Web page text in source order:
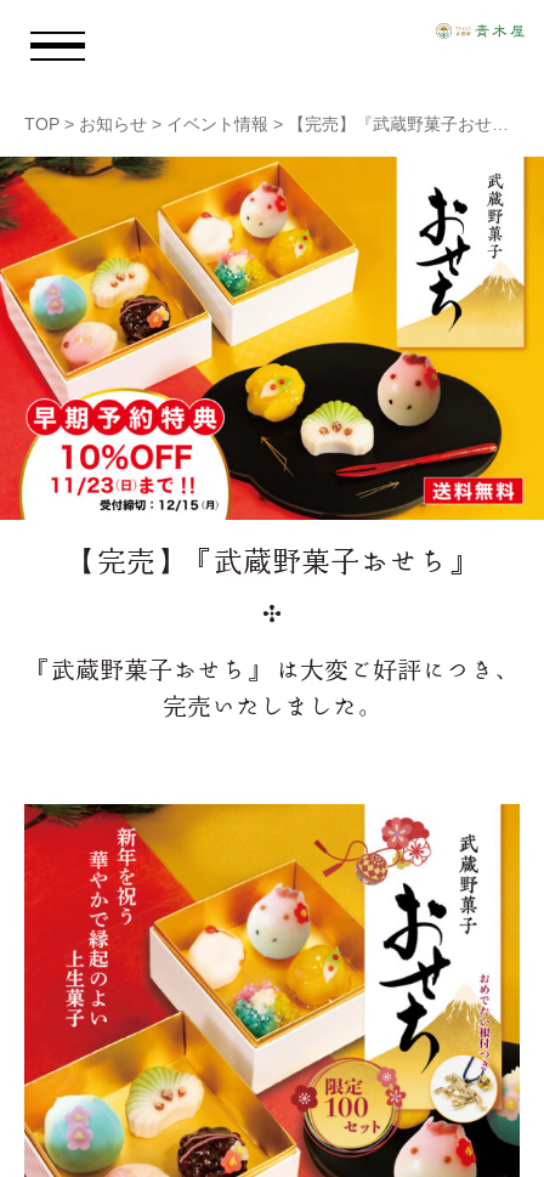
お知らせ
青木屋のおもい
商品情報
店舗情報
採用情報
TOP > お知らせ > イベント情報 > 【完売】『武蔵野菓子おせち』
【完売】『武蔵野菓子おせち』
『武蔵野菓子おせち』 は大変ご好評につき、
完売いたしました。